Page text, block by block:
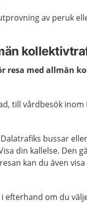
av peruk
resa med allmän
till vårdbesök
bussar
din kallelse. Den
kan du även
efterhand om du